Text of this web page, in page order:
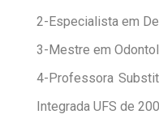
2-Especialista em
3-Mestre em
4-Professora
Integrada UFS de